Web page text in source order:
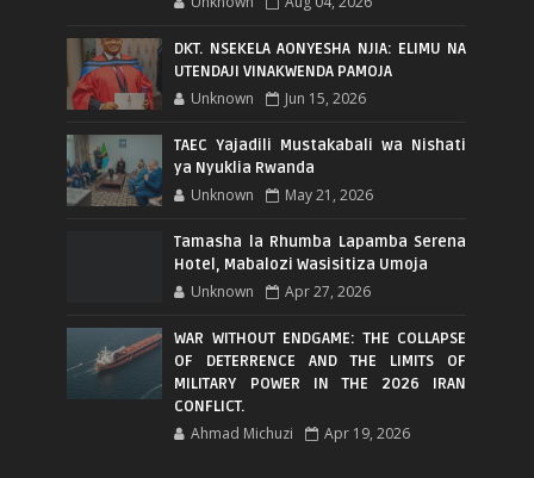
DKT. NSEKELA AONYESHA NJIA: ELIMU NA
UTENDAJI VINAKWENDA PAMOJA
Unknown Jun 15, 2026
TAEC Yajadili Mustakabali wa Nishati
ya Nyuklia Rwanda
Unknown May 21, 2026
Tamasha la Rhumba Lapamba Serena
Hotel, Mabalozi Wasisitiza Umoja
Unknown Apr 27, 2026
WAR WITHOUT ENDGAME: THE COLLAPSE
OF DETERRENCE AND THE LIMITS OF
MILITARY POWER IN THE 2026 IRAN
CONFLICT.
Ahmad Michuzi Apr 19, 2026